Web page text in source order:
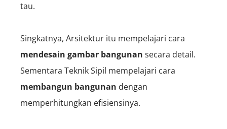
tau.
Singkatnya, Arsitektur itu mempelajari cara
mendesain gambar bangunan secara detail.
Sementara Teknik Sipil mempelajari cara
membangun bangunan dengan
memperhitungkan efisiensinya.